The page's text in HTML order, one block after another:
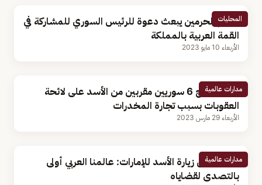
المحليات
خادم الحرمين يبعث دعوة للرئيس السوري للمشاركة في
القمة العربية بالمملكة
الأربعاء 10 مايو 2023
مدارات عالمية
أمريكا تدرج 6 سوريين مقربين من الأسد على لائحة
العقوبات بسبب تجارة المخدرات
الأربعاء 29 مارس 2023
مدارات عالمية
قرقاش عن زيارة الأسد للإمارات: عالمنا العربي أولى
بالتصدى لقضاياه